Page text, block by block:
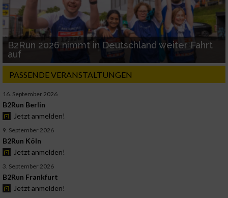
B2Run 2026 nimmt in Deutschland weiter Fahrt
auf
PASSENDE VERANSTALTUNGEN
16. September 2026
B2Run Berlin
Jetzt anmelden!
9. September 2026
B2Run Köln
Jetzt anmelden!
3. September 2026
B2Run Frankfurt
Jetzt anmelden!